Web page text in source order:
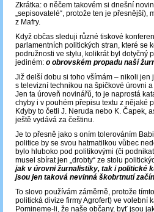
Zkrátka: o něčem takovém si dnešní
„sepisovatelé“, protože ten je přesnější),
z Mafry.
Když občas sleduji různé tiskové
parlamentních politických stran, které se
podružnosti ve stylu, kolikrát byl dotyčný
jediném: o obrovském propadu naší
Již delší dobu si toho všímám – nikoli jen
s televizní technikou na špičkové úrovni
Jen ta úroveň novinářů, to je naprostá
chyby i v pouhém přepisu textu z nějaké
Kdyby to četli J. Neruda nebo K. Čapek,
ještě vydává za češtinu.
Je to přesně jako s oním tolerováním
politice by se svou hatmatilkou vůbec
bylo hluboko pod politikovými (či
musel sbírat jen „drobty“ ze stolu
jak v úrovni žurnalistiky, tak i politické
jsou jen taková nevinná škobrtnutí
To slovo používám záměrně, protože
politická divize firmy Agrofert) ve volební
Pomineme-li, že naše občany, byť jsou